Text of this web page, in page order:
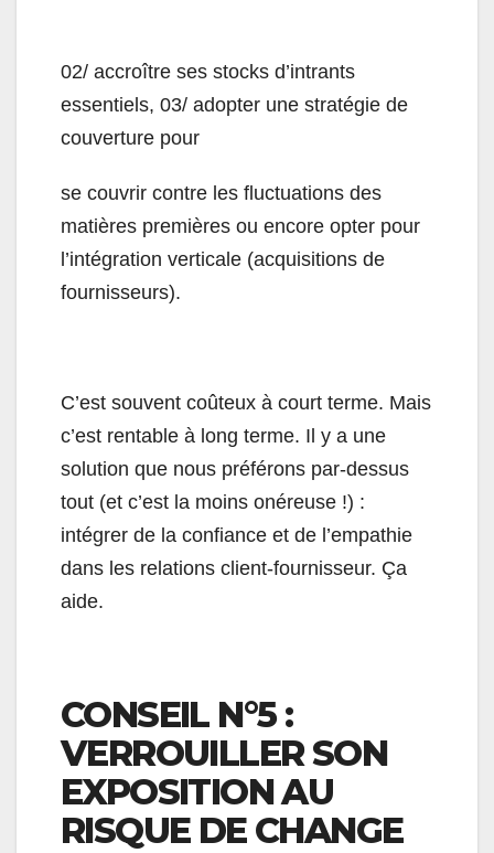
02/ accroître ses stocks d’intrants
essentiels, 03/ adopter une stratégie de
couverture pour
se couvrir contre les fluctuations des
matières premières ou encore opter pour
l’intégration verticale (acquisitions de
fournisseurs).
C’est souvent coûteux à court terme. Mais
c’est rentable à long terme. Il y a une
solution que nous préférons par-dessus
tout (et c’est la moins onéreuse !) :
intégrer de la confiance et de l’empathie
dans les relations client-fournisseur. Ça
aide.
CONSEIL N°5 :
VERROUILLER SON
EXPOSITION AU
RISQUE DE CHANGE